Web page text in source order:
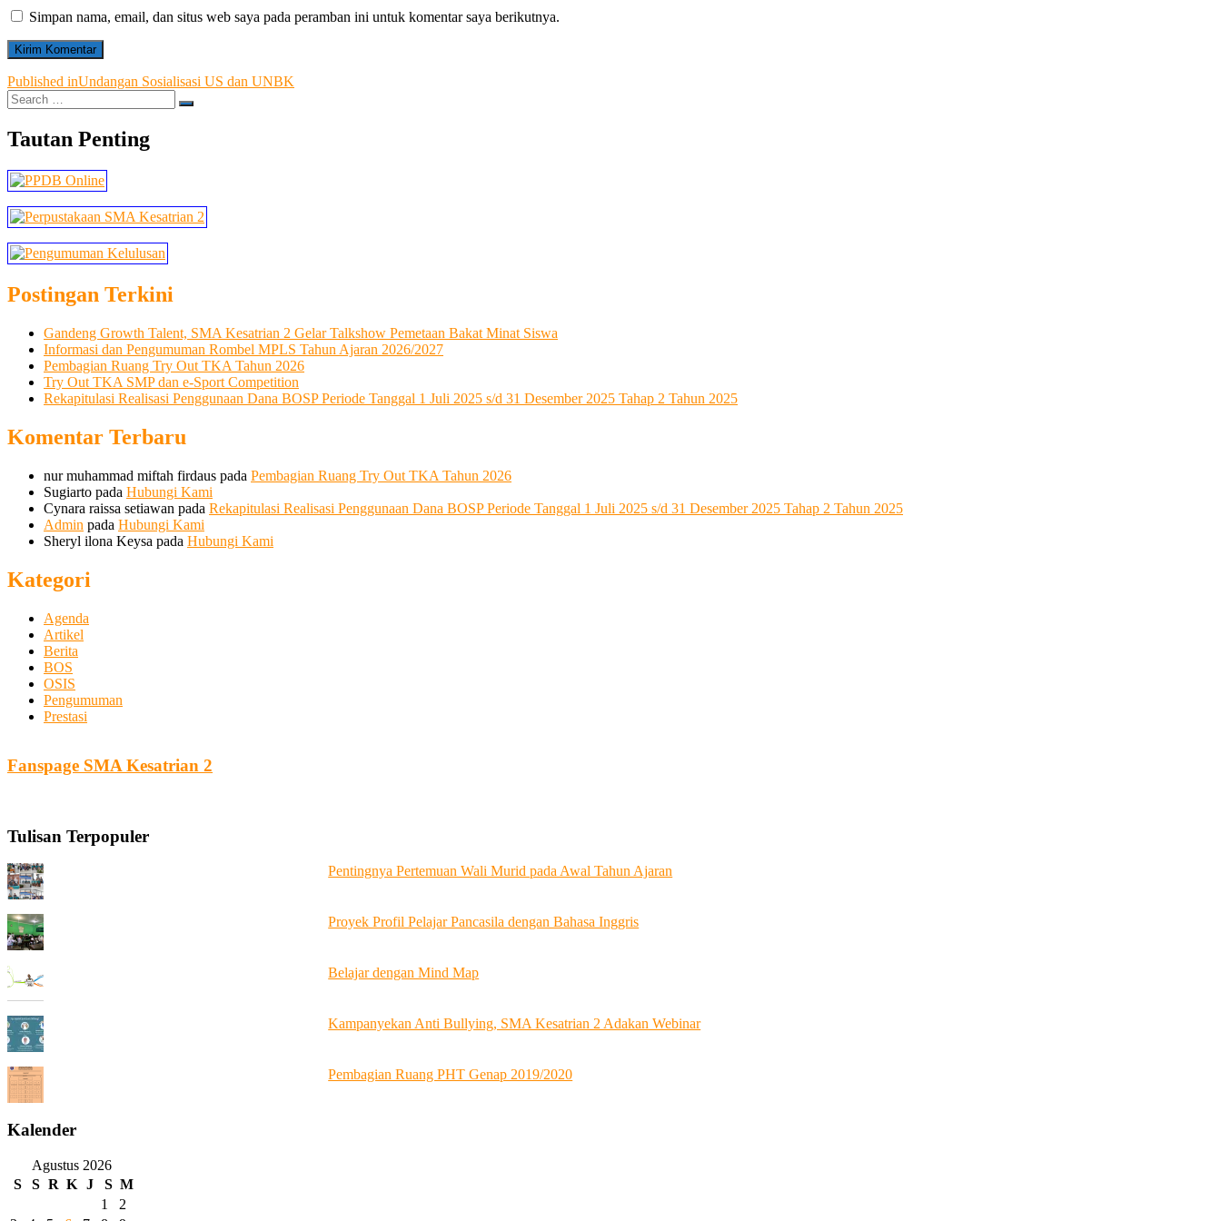
Simpan nama, email, dan situs web saya pada peramban ini untuk komentar saya berikutnya.
Navigasi
pos
Published inUndangan Sosialisasi US dan UNBK
Search
…
Tautan Penting
Postingan Terkini
Gandeng Growth Talent, SMA Kesatrian 2 Gelar Talkshow Pemetaan Bakat Minat Siswa
Informasi dan Pengumuman Rombel MPLS Tahun Ajaran 2026/2027
Pembagian Ruang Try Out TKA Tahun 2026
Try Out TKA SMP dan e-Sport Competition
Rekapitulasi Realisasi Penggunaan Dana BOSP Periode Tanggal 1 Juli 2025 s/d 31 Desember 2025 Tahap 2 Tahun 2025
Komentar Terbaru
nur muhammad miftah firdaus pada Pembagian Ruang Try Out TKA Tahun 2026
Sugiarto pada Hubungi Kami
Cynara raissa setiawan pada Rekapitulasi Realisasi Penggunaan Dana BOSP Periode Tanggal 1 Juli 2025 s/d 31 Desember 2025 Tahap 2 Tahun 2025
Admin pada Hubungi Kami
Sheryl ilona Keysa pada Hubungi Kami
Kategori
Agenda
Artikel
Berita
BOS
OSIS
Pengumuman
Prestasi
Fanspage SMA Kesatrian 2
Tulisan Terpopuler
Pentingnya Pertemuan Wali Murid pada Awal Tahun Ajaran
Proyek Profil Pelajar Pancasila dengan Bahasa Inggris
Belajar dengan Mind Map
Kampanyekan Anti Bullying, SMA Kesatrian 2 Adakan Webinar
Pembagian Ruang PHT Genap 2019/2020
Kalender
Agustus 2026
S
S R K J S M
1
2